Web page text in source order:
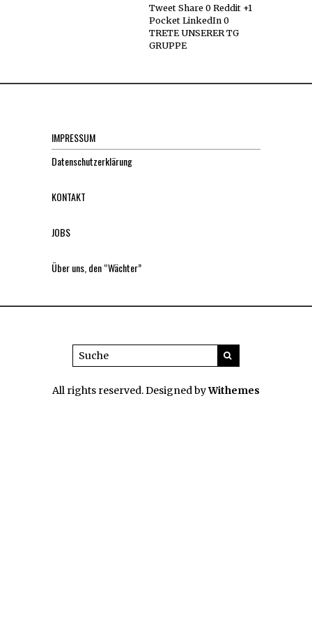
Tweet Share 0 Reddit +1
Pocket LinkedIn 0
TRETE UNSERER TG
GRUPPE
IMPRESSUM
Datenschutzerklärung
KONTAKT
JOBS
Über uns, den “Wächter”
All rights reserved. Designed byWithemes